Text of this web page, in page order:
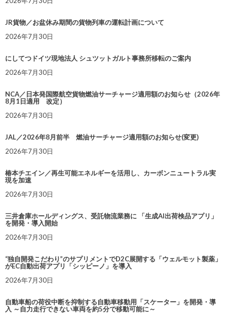
JR貨物／お盆休み期間の貨物列車の運転計画について
2026年7月30日
にしてつドイツ現地法人 シュツットガルト事務所移転のご案内
2026年7月30日
NCA／日本発国際航空貨物燃油サーチャージ適用額のお知らせ（2026年
8月1日適用 改定）
2026年7月30日
JAL／2026年8月前半 燃油サーチャージ適用額のお知らせ(変更)
2026年7月30日
椿本チエイン／再生可能エネルギーを活用し、カーボンニュートラル実
現を加速
2026年7月30日
三井倉庫ホールディングス、受託物流業務に 「生成AI出荷検品アプリ」
を開発・導入開始
2026年7月30日
“独自開発こだわり”のサプリメントでD2C展開する「ウェルモット製薬」
がEC自動出荷アプリ「シッピーノ」を導入
2026年7月30日
自動車船の荷役中断を抑制する自動車移動用「スケーター」を開発・導
入 ～自力走行できない車両を約5分で移動可能に～